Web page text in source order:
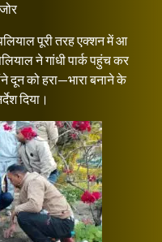
पूरी तरह एक्शन में आ
ने गांधी पार्क पहुंच कर
दून को हरा—भारा बनाने के
दिया।